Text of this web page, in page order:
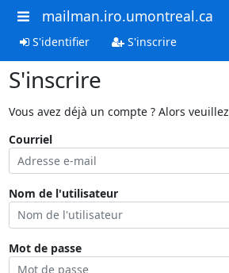
mailman.iro.umontreal.ca
S'identifier S'inscrire
S'inscrire
Vous avez déjà un compte ? Alors veuillez
Courriel
Nom de l'utilisateur
Mot de passe